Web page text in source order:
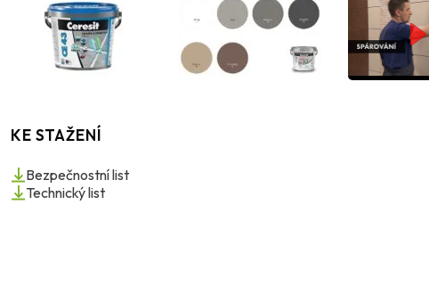
KE STAŽENÍ
Bezpečnostní list
Technický list